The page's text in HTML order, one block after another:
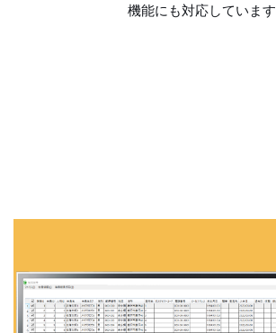
機能にも対応しています